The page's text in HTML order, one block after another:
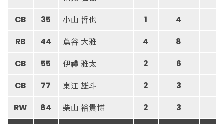
CB 35 小山 哲也 1 4
RB 44 蔦谷 大雅 4 8
CB 55 伊禮 雅太 2 6
CB 77 東江 雄斗 2 3
RW 84 柴山 裕貴博 2 3